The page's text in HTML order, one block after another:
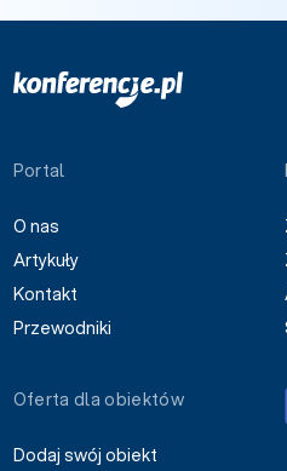
Portal
O nas
Artykuły
Kontakt
Przewodniki
Oferta dla obiektów
Dodaj swój obiekt